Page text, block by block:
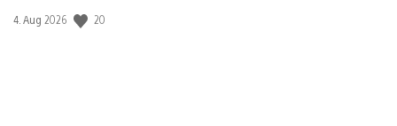
Veröffentlichungsdatum:
4. Aug 2026 20